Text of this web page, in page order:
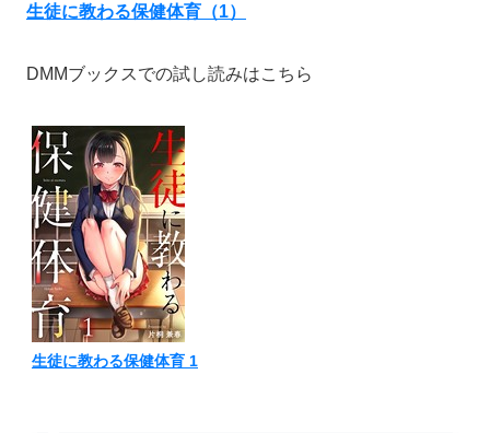
生徒に教わる保健体育（1）
DMMブックスでの試し読みはこちら
生徒に教わる保健体育 1